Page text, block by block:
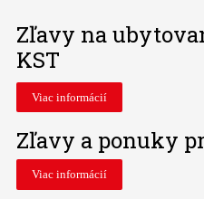
Zľavy na
KST
Viac informácií
Zľavy a ponuky
Viac informácií